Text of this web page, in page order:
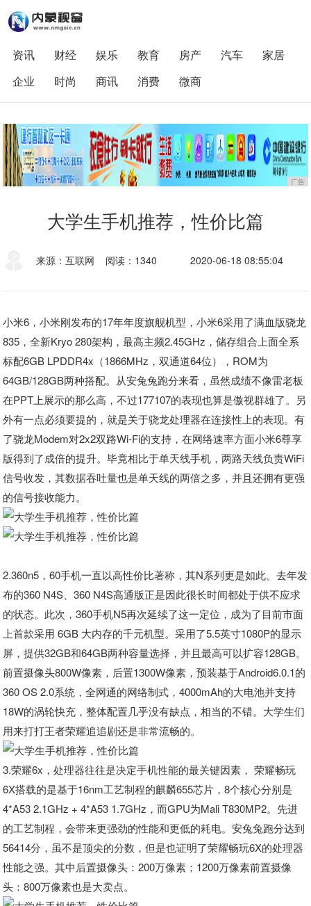
资讯 财经 娱乐 教育 房产 汽车
家居
企业
时尚 商讯 消费 微商
广告
大学生手机推荐，性价比篇
来源：互联网 阅读：1340 2020-06-18 08:55:04
小米6，小米刚发布的17年年度旗舰机型，小米6采用了满血版骁龙
835，全新Kryo 280架构，最高主频2.45GHz，储存组合上面全系
标配6GB LPDDR4x（1866MHz，双通道64位），ROM为
64GB/128GB两种搭配。从安兔兔跑分来看，虽然成绩不像雷老板
在PPT上展示的那么高，不过177107的表现也算是傲视群雄了。另
外有一点必须要提的，就是关于骁龙处理器在连接性上的表现。有
了骁龙Modem对2x2双路Wi-Fi的支持，在网络速率方面小米6尊享
版得到了成倍的提升。毕竟相比于单天线手机，两路天线负责WiFi
信号收发，其数据吞吐量也是单天线的两倍之多，并且还拥有更强
的信号接收能力。
2.360n5，60手机一直以高性价比著称，其N系列更是如此。去年发
布的360 N4S、360 N4S高通版正是因此很长时间都处于供不应求
的状态。此次，360手机N5再次延续了这一定位，成为了目前市面
上首款采用 6GB 大内存的千元机型。采用了5.5英寸1080P的显示
屏，提供32GB和64GB两种容量选择，并且最高可以扩容128GB。
前置摄像头800W像素，后置1300W像素，预装基于Android6.0.1的
360 OS 2.0系统，全网通的网络制式，4000mAh的大电池并支持
18W的涡轮快充，整体配置几乎没有缺点，相当的不错。大学生们
用来打打王者荣耀追追剧还是非常流畅的。
3.荣耀6x，处理器往往是决定手机性能的最关键因素， 荣耀畅玩
6X搭载的是基于16nm工艺制程的麒麟655芯片，8个核心分别是
4*A53 2.1GHz + 4*A53 1.7GHz，而GPU为Mali T830MP2。先进
的工艺制程，会带来更强劲的性能和更低的耗电。安兔兔跑分达到
56414分，虽不是顶尖的分数，但是也证明了荣耀畅玩6X的处理器
性能之强。其中后置摄像头：200万像素；1200万像素前置摄像
头：800万像素也是大卖点。